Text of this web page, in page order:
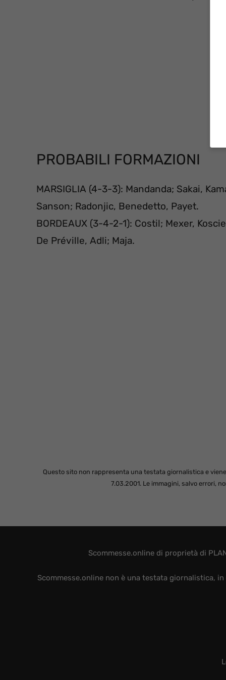
PROBABILI FORMAZIONI
MARSIGLIA (4-3-3): Mandanda; Sakai,
Sanson; Radonjic, Benedetto, Payet.
BORDEAUX (3-4-2-1): Costil; Mexer,
De Préville, Adli; Maja.
Questo sito non rappresenta una testata giornalistica e
7.03.2001. Le immagini, salvo errori,
Scommesse.online di proprietà di
Scommesse.online non è una testata giornalistica,